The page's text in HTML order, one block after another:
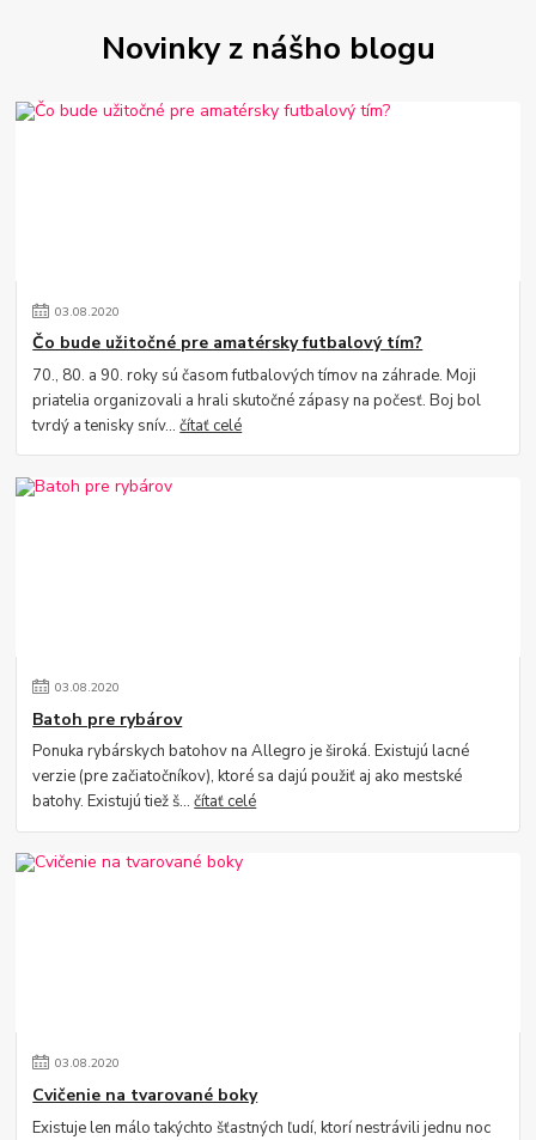
Novinky z nášho blogu
03.08.2020
Čo bude užitočné pre amatérsky futbalový tím?
70., 80. a 90. roky sú časom futbalových tímov na záhrade. Moji
priatelia organizovali a hrali skutočné zápasy na počesť. Boj bol
tvrdý a tenisky snív...čítať celé
03.08.2020
Batoh pre rybárov
Ponuka rybárskych batohov na Allegro je široká. Existujú lacné
verzie (pre začiatočníkov), ktoré sa dajú použiť aj ako mestské
batohy. Existujú tiež š...čítať celé
03.08.2020
Cvičenie na tvarované boky
Existuje len málo takýchto šťastných ľudí, ktorí nestrávili jednu noc